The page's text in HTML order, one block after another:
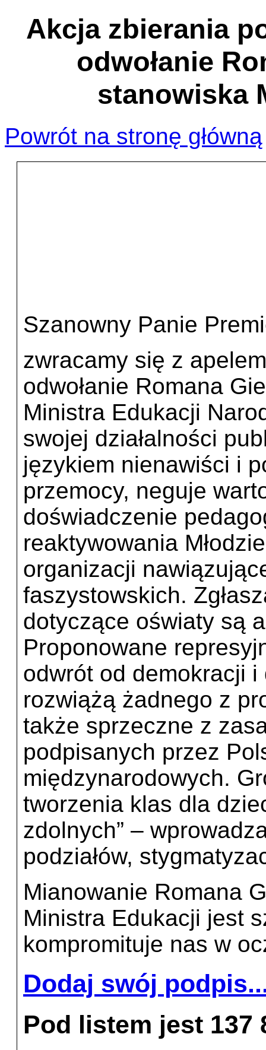
Akcja zbierania
odwołanie
stanowiska
Powrót na stronę główną
Szanowny Panie
zwracamy się z
odwołanie Romana
Ministra Edukacji
swojej działalności
językiem nienawiści i
przemocy, neguje
doświadczenie
reaktywowania
organizacji
faszystowskich.
dotyczące oświaty są
Proponowane
odwrót od demokracji
rozwiążą żadnego z
także sprzeczne z
podpisanych przez
międzynarodowych.
tworzenia klas dla
zdolnych” –
podziałów,
Mianowanie Romana
Ministra Edukacji jest
kompromituje nas w
Dodaj swój
Pod listem jest 137